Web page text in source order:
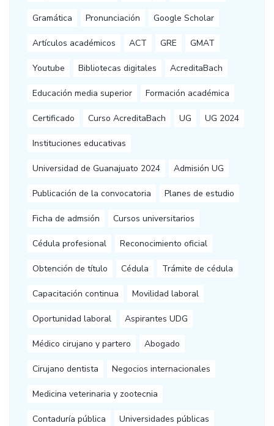
Gramática Pronunciación Google Scholar
Artículos académicos ACT GRE GMAT
Youtube Bibliotecas digitales AcreditaBach
Educación media superior Formación académica
Certificado Curso AcreditaBach UG UG 2024
Instituciones educativas
Universidad de Guanajuato 2024 Admisión UG
Publicación de la convocatoria Planes de estudio
Ficha de admsión Cursos universitarios
Cédula profesional Reconocimiento oficial
Obtención de título Cédula Trámite de cédula
Capacitación continua Movilidad laboral
Oportunidad laboral Aspirantes UDG
Médico cirujano y partero Abogado
Cirujano dentista Negocios internacionales
Medicina veterinaria y zootecnia
Contaduría pública Universidades públicas